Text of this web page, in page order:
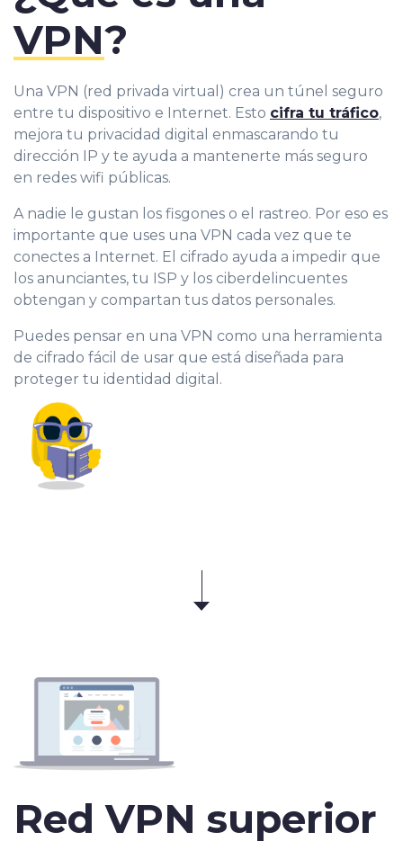
VPN?
Una VPN (red privada virtual) crea un túnel seguro
entre tu dispositivo e Internet. Esto cifra tu tráfico,
mejora tu privacidad digital enmascarando tu
dirección IP y te ayuda a mantenerte más seguro
en redes wifi públicas.
A nadie le gustan los fisgones o el rastreo. Por eso es
importante que uses una VPN cada vez que te
conectes a Internet. El cifrado ayuda a impedir que
los anunciantes, tu ISP y los ciberdelincuentes
obtengan y compartan tus datos personales.
Puedes pensar en una VPN como una herramienta
de cifrado fácil de usar que está diseñada para
proteger tu identidad digital.
Red VPN superior